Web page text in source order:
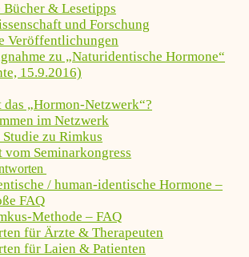
Bücher & Lesetipps
und Forschung
Veröffentlichungen
zu „Naturidentische Hormone“
15.9.2016)
das „Hormon-Netzwerk“?
im Netzwerk
Studie zu Rimkus
vom Seminarkongress
/ human-identische Hormone –
FAQ
Methode – FAQ
für Ärzte & Therapeuten
für Laien & Patienten